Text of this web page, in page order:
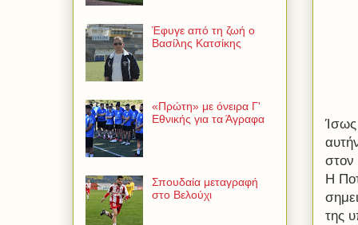
Ίσως
στον
Η
της
Έφυγε από τη ζωή ο
Βασίλης Κατσίκης
«Πρώτη» με όνειρα Γ'
Εθνικής για τα Άγραφα
Σπουδαία μεταγραφή
στο Βελούχι